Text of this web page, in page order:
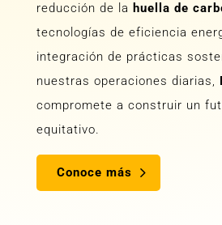
reducción de la huella de
tecnologías de eficiencia
integración de prácticas
nuestras operaciones diarias,
compromete a construir un
equitativo.
Conoce más